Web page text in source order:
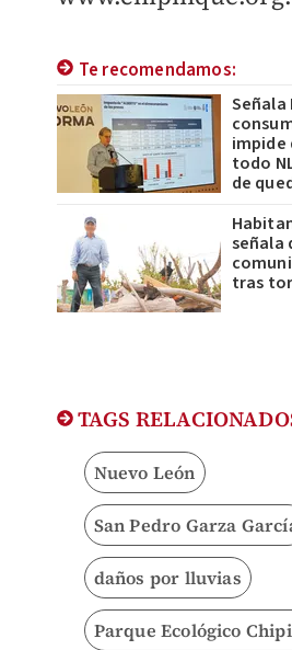
Te recomendamos:
Señala
impide
todo
de
señala
tras
TAGS
Nuevo León
San Pedro Garza
daños por lluvias
Parque Ecológico